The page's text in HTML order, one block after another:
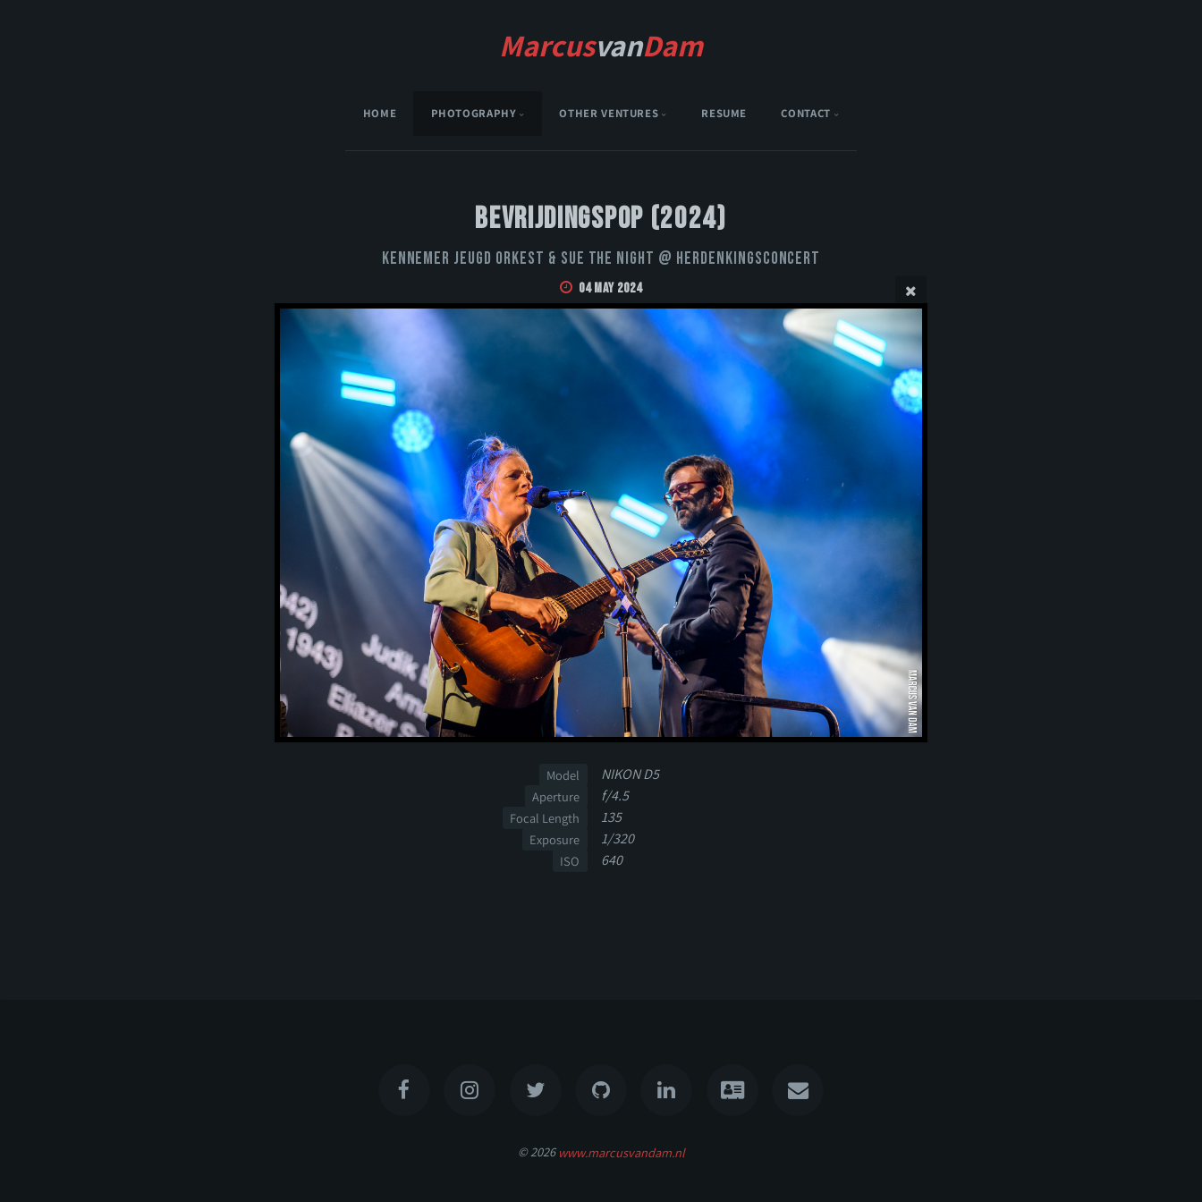
MarcusvanDam
HOME PHOTOGRAPHY OTHER VENTURES RESUME CONTACT
Bevrijdingspop (2024)
Kennemer Jeugd Orkest & Sue the Night @ Herdenkingsconcert
04 May 2024
Model NIKON D5
Aperture f/4.5
Focal Length 135
Exposure 1/320
ISO 640
© 2026 www.marcusvandam.nl